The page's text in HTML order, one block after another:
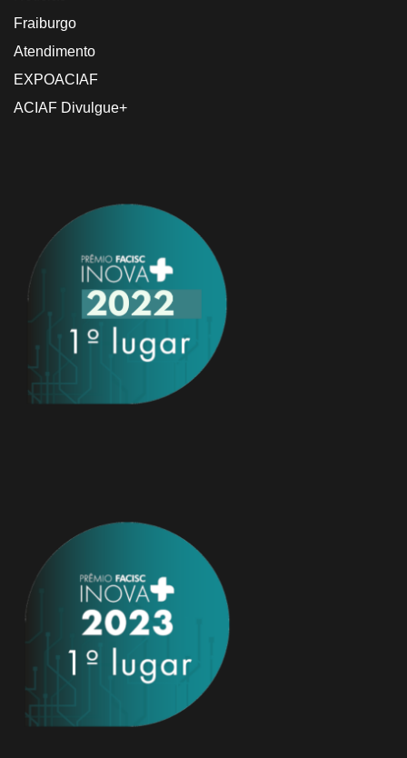
Fraiburgo
Atendimento
EXPOACIAF
ACIAF Divulgue+